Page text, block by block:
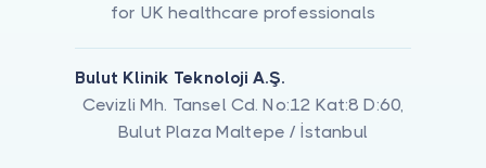
for UK healthcare professionals
Bulut Klinik Teknoloji A.Ş.
Cevizli Mh. Tansel Cd. No:12 Kat:8 D:60,
Bulut Plaza Maltepe / İstanbul